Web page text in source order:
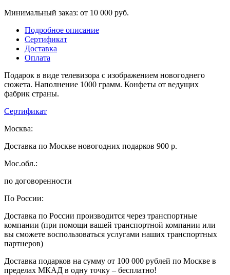
Минимальный заказ: от 10 000 руб.
Подробное описание
Сертификат
Доставка
Оплата
Подарок в виде телевизора с изображением новогоднего
сюжета. Наполнение 1000 грамм. Конфеты от ведущих
фабрик страны.
Сертификат
Москва:
Доставка по Москве новогодних подарков 900 р.
Мос.обл.:
по договоренности
По России:
Доставка по России производится через транспортные
компании (при помощи вашей транспортной компании или
вы сможете воспользоваться услугами наших транспортных
партнеров)
Доставка подарков на сумму от 100 000 рублей по Москве в
пределах МКАД в одну точку – бесплатно!